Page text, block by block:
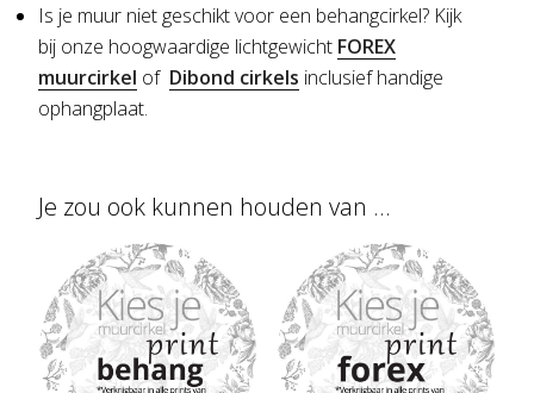
Is je muur niet geschikt voor een behangcirkel? Kijk
bij onze hoogwaardige lichtgewicht FOREX
muurcirkel of Dibond cirkels inclusief handige
ophangplaat.
Je zou ook kunnen houden van …